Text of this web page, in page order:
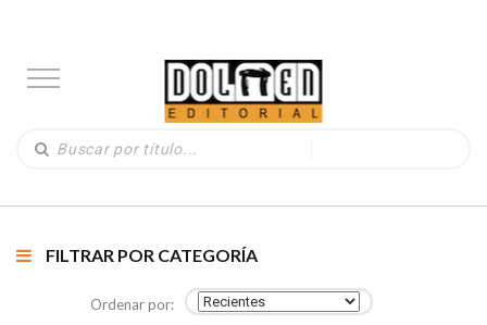
FILTRAR POR CATEGORÍA
Ordenar por: